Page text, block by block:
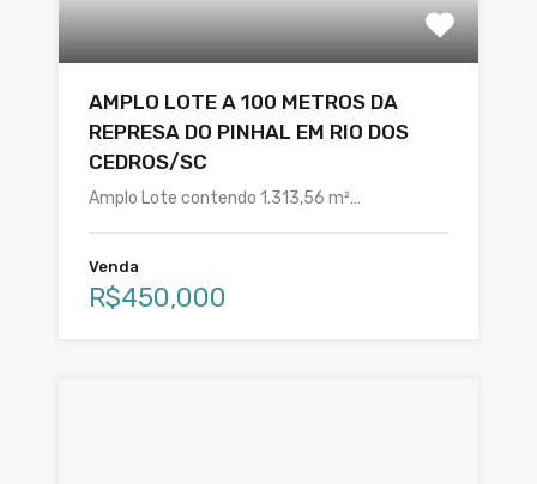
AMPLO LOTE A 100 METROS DA
REPRESA DO PINHAL EM RIO DOS
CEDROS/SC
Amplo Lote contendo 1.313,56 m²…
Venda
R$450,000